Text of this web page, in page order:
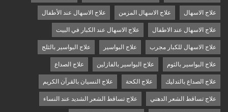
علاج الاسهال علاج الاسهال المزمن علاج الاسهال عند الأطفال
علاج الاسهال عند الاطفال علاج الاسهال عند الكبار في البيت
علاج الاسهال للكبار مجرب علاج البواسير علاج البواسير بالثلج
علاج البواسير بالثوم علاج البواسير بالفازلين علاج الصداع
علاج الصداع بالتدليك علاج الكحة علاج النسيان بالقرآن الكريم
علاج تساقط الشعر الدهني علاج تساقط الشعر الشديد عند النساء